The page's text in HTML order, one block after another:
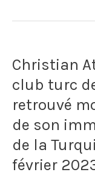
du
interdit
à
ses
joueurs
d'avoir
Christian
club turc
retrouvé
de son
de la
février